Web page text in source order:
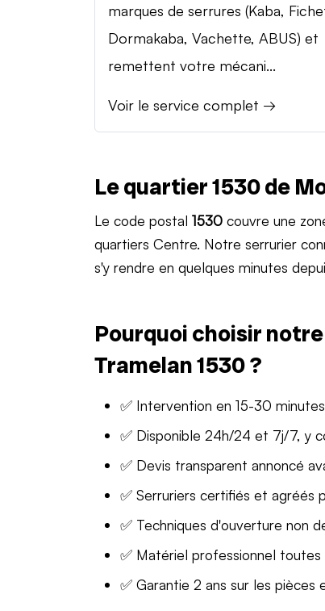
marques de serrures (Kaba,
Dormakaba, Vachette, ABUS) et
remettent votre mécani...
Voir le service complet →
Le quartier 1530 de
Le code postal 1530 couvre une
quartiers Centre. Notre serrurier
s'y rendre en quelques minutes
Pourquoi choisir
Tramelan 1530 ?
✅ Intervention en 15-30
✅ Disponible 24h/24 et 7j/7, y
✅ Devis transparent annoncé
✅ Serruriers certifiés et agréés
✅ Techniques d'ouverture non
✅ Matériel professionnel
✅ Garantie 2 ans sur les